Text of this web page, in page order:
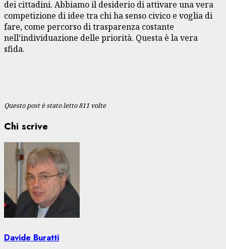
dei cittadini. Abbiamo il desiderio di attivare una vera
competizione di idee tra chi ha senso civico e voglia di
fare, come percorso di trasparenza costante
nell’individuazione delle priorità. Questa è la vera
sfida.
Questo post è stato letto 811 volte
Chi scrive
Davide Buratti